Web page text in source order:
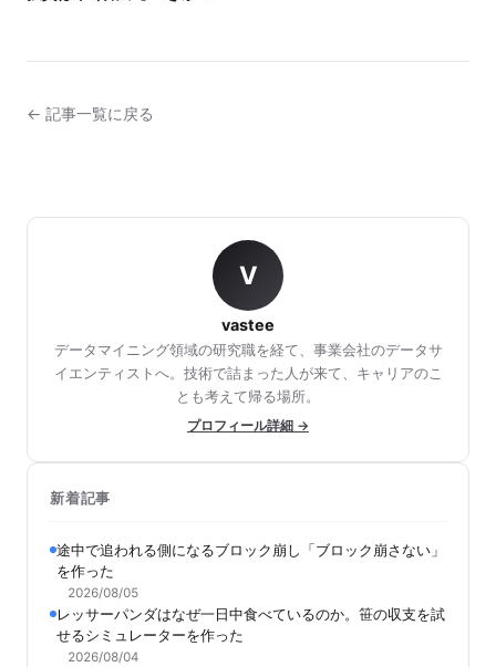
← 記事一覧に戻る
V
vastee
データマイニング領域の研究職を経て、事業会社のデータサ
イエンティストへ。技術で詰まった人が来て、キャリアのこ
とも考えて帰る場所。
プロフィール詳細 →
新着記事
途中で追われる側になるブロック崩し「ブロック崩さない」
を作った
2026/08/05
レッサーパンダはなぜ一日中食べているのか。笹の収支を試
せるシミュレーターを作った
2026/08/04